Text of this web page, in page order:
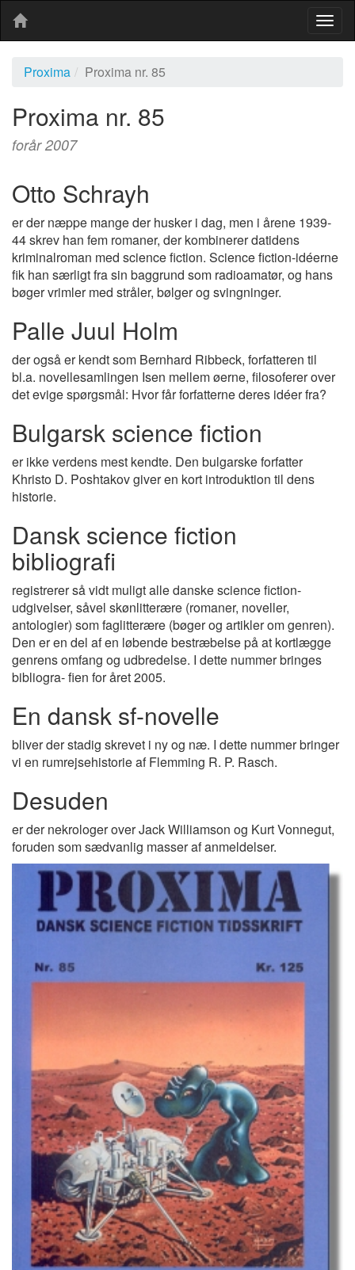
Proxima
Proxima nr. 85
Proxima nr. 85
forår 2007
Otto Schrayh
er der næppe mange der husker i dag, men i årene 1939-
44 skrev han fem romaner, der kombinerer datidens
kriminalroman med science fiction. Science fiction-idéerne
fik han særligt fra sin baggrund som radioamatør, og hans
bøger vrimler med stråler, bølger og svingninger.
Palle Juul Holm
der også er kendt som Bernhard Ribbeck, forfatteren til
bl.a. novellesamlingen Isen mellem øerne, filosoferer over
det evige spørgsmål: Hvor får forfatterne deres idéer fra?
Bulgarsk science fiction
er ikke verdens mest kendte. Den bulgarske forfatter
Khristo D. Poshtakov giver en kort introduktion til dens
historie.
Dansk science fiction
bibliografi
registrerer så vidt muligt alle danske science fiction-
udgivelser, såvel skønlitterære (romaner, noveller,
antologier) som faglitterære (bøger og artikler om genren).
Den er en del af en løbende bestræbelse på at kortlægge
genrens omfang og udbredelse. I dette nummer bringes
bibliogra- fien for året 2005.
En dansk sf-novelle
bliver der stadig skrevet i ny og næ. I dette nummer bringer
vi en rumrejsehistorie af Flemming R. P. Rasch.
Desuden
er der nekrologer over Jack Williamson og Kurt Vonnegut,
foruden som sædvanlig masser af anmeldelser.